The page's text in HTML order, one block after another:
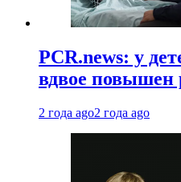
PCR.news: у
вдвое повышен
2 года ago2 года ago